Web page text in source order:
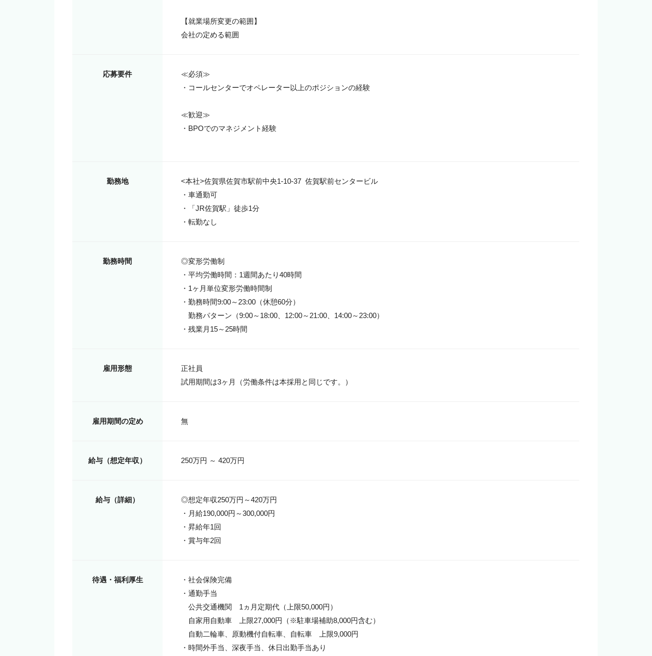
【就業場所変更の範囲】
会社の定める範囲
応募要件
≪必須≫
・コールセンターでオペレーター以上のポジションの経験
≪歓迎≫
・BPOでのマネジメント経験
勤務地
<本社>佐賀県佐賀市駅前中央1-10-37 佐賀駅前センタービル
・車通勤可
・「JR佐賀駅」徒歩1分
・転勤なし
勤務時間
◎変形労働制
・平均労働時間：1週間あたり40時間
・1ヶ月単位変形労働時間制
・勤務時間9:00～23:00（休憩60分）
勤務パターン（9:00～18:00、12:00～21:00、14:00～23:00）
・残業月15～25時間
雇用形態
正社員
試用期間は3ヶ月（労働条件は本採用と同じです。）
雇用期間の定め 無
給与（想定年収） 250万円 ～ 420万円
給与（詳細）
◎想定年収250万円～420万円
・月給190,000円～300,000円
・昇給年1回
・賞与年2回
待遇・福利厚生
・社会保険完備
・通勤手当
公共交通機関　1ヵ月定期代（上限50,000円）
自家用自動車　上限27,000円（※駐車場補助8,000円含む）
自動二輪車、原動機付自転車、自転車　上限9,000円
・時間外手当、深夜手当、休日出勤手当あり